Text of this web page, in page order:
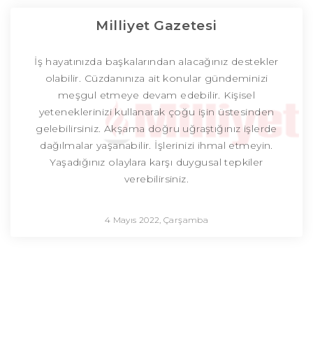
Milliyet Gazetesi
İş hayatınızda başkalarından alacağınız destekler
olabilir. Cüzdanınıza ait konular gündeminizi
meşgul etmeye devam edebilir. Kişisel
yeteneklerinizi kullanarak çoğu işin üstesinden
gelebilirsiniz. Akşama doğru uğraştığınız işlerde
dağılmalar yaşanabilir. İşlerinizi ihmal etmeyin.
Yaşadığınız olaylara karşı duygusal tepkiler
verebilirsiniz.
4 Mayıs 2022, Çarşamba